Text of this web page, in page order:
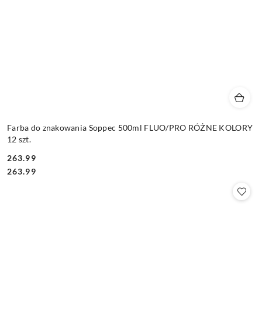
Farba do znakowania Soppec 500ml FLUO/PRO RÓŻNE KOLORY
12 szt.
Cena:
263.99
Cena:
263.99